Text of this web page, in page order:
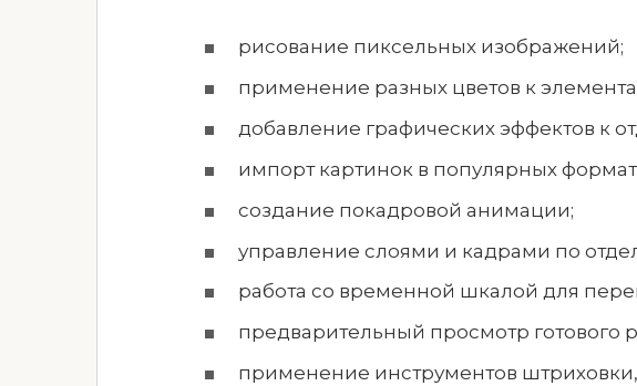
рисование пиксельных изображений;
применение разных цветов к
добавление графических эффектов к
импорт картинок в популярных
создание покадровой анимации;
управление слоями и кадрами по
работа со временной шкалой для
предварительный просмотр готового
применение инструментов